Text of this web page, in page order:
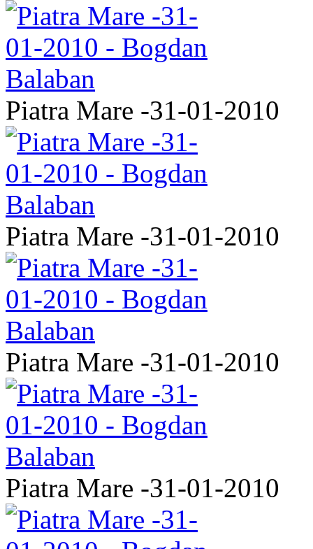
Piatra Mare -31-01-2010
Piatra Mare -31-01-2010
Piatra Mare -31-01-2010
Piatra Mare -31-01-2010